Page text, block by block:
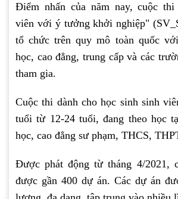
Điểm nhấn của năm nay, cuộc
viên với ý tưởng khởi nghiệp"
tổ chức trên quy mô toàn quốc
học, cao đẳng, trung cấp và các
tham gia.
Cuộc thi dành cho học sinh sinh
tuổi từ 12-24 tuổi, đang theo học
học, cao đẳng sư phạm, THCS,
Được phát động từ tháng 4/2021,
được gần 400 dự án. Các dự án